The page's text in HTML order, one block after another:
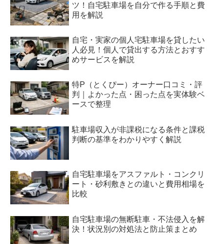
ツ！自宅駐車場を自分で作る手順と費
用を解説
自宅・実家の個人宅駐車場を貸したい
人必見！個人で貸出する方法とおすす
めサービスを解説
特P（とくぴー）オーナー口コミ・評
判｜よかった点・困った点を実体験ベ
ースで整理
駐車場収入が非課税になる条件と課税
判断の基準をわかりやすく解説
自宅駐車場をアスファルト・コンクリ
ート・砂利敷きとの違いと費用相場を
比較
自宅駐車場の無断駐車・不法侵入を解
決！状況別の対処法と防止策まとめ